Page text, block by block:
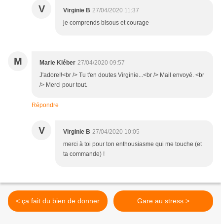
V Virginie B 27/04/2020 11:37
je comprends bisous et courage
M Marie Kléber 27/04/2020 09:57
J'adore!!<br /> Tu t'en doutes Virginie...<br /> Mail envoyé. <br
/> Merci pour tout.
Répondre
V Virginie B 27/04/2020 10:05
merci à toi pour ton enthousiasme qui me touche (et
ta commande) !
< ça fait du bien de donner Gare au stress >